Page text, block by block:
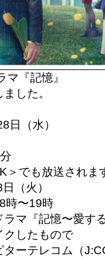
マ『記憶』
した。
日（水）
＞でも放送されま
（火）
時〜19時
ラマ『記憶〜愛す
クしたもので
ターテレコム（